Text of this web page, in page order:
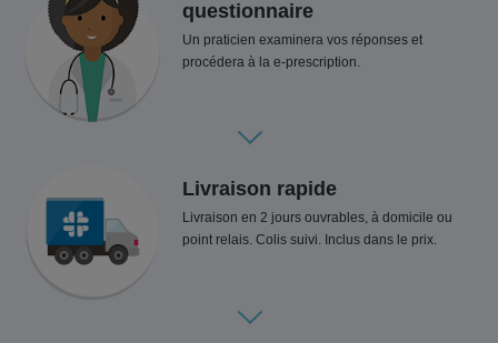
questionnaire
Un praticien examinera vos réponses et
procédera à la e-prescription.
Livraison rapide
Livraison en 2 jours ouvrables, à domicile ou
point relais. Colis suivi. Inclus dans le prix.